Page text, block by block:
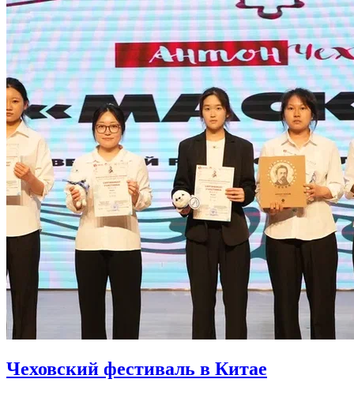
Чеховский фестиваль в Китае